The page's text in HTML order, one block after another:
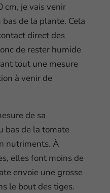
cm, je vais venir
de la plante. Cela
direct des
de rester humide
tout une mesure
à venir de
de sa
bas de la tomate
nutriments. À
elles font moins de
envoie une grosse
le bout des tiges.